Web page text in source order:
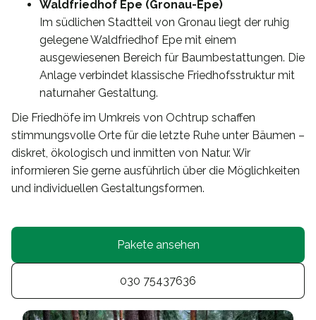
Waldfriedhof Epe (Gronau-Epe)
Im südlichen Stadtteil von Gronau liegt der ruhig
gelegene Waldfriedhof Epe mit einem
ausgewiesenen Bereich für Baumbestattungen. Die
Anlage verbindet klassische Friedhofsstruktur mit
naturnaher Gestaltung.
Die Friedhöfe im Umkreis von Ochtrup schaffen
stimmungsvolle Orte für die letzte Ruhe unter Bäumen –
diskret, ökologisch und inmitten von Natur. Wir
informieren Sie gerne ausführlich über die Möglichkeiten
und individuellen Gestaltungsformen.
Pakete ansehen
030 75437636